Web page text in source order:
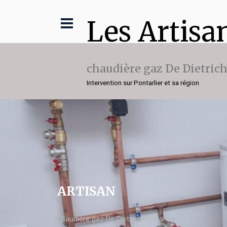
Les
chaudière gaz De Dietrich
Intervention sur Pontarlier et sa région
ARTISAN
chaudière gaz De Dietrich Pontarlier